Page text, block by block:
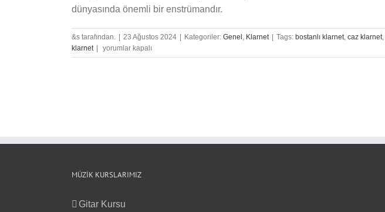
dünyasında önemli bir enstrümandır.
&s tarafından. 23 Ağustos 2024 Kategoriler: Genel , Klarnet Tags: bostanlı klarnet, caz klarnet,
klarnet
Klarnet
Performansına
yorumlar kapalı
MÜZIK KURSLARIMIZ
Gitar Kursu